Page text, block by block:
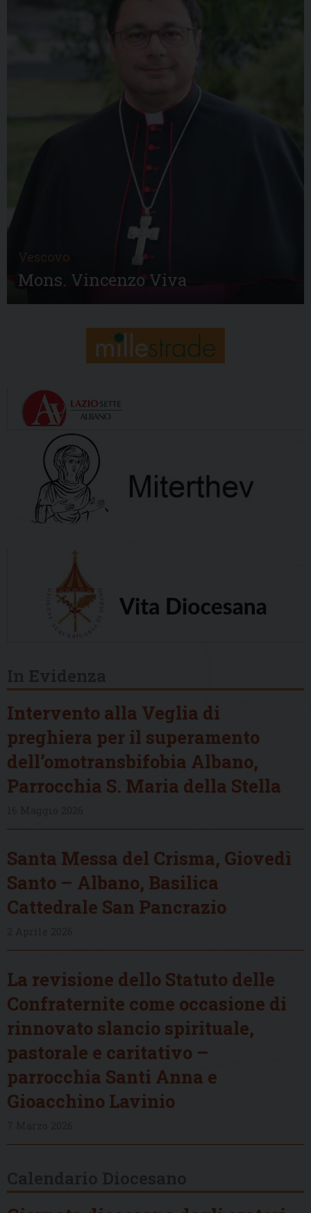
Vescovo
Mons. Vincenzo Viva
Intervento alla Veglia di
preghiera per il superamento
dell’omotransbifobia Albano,
Parrocchia S. Maria della Stella
Santa Messa del Crisma, Giovedì
Santo – Albano, Basilica
Cattedrale San Pancrazio
La revisione dello Statuto delle
Confraternite come occasione di
rinnovato slancio spirituale,
pastorale e caritativo –
parrocchia Santi Anna e
Gioacchino Lavinio